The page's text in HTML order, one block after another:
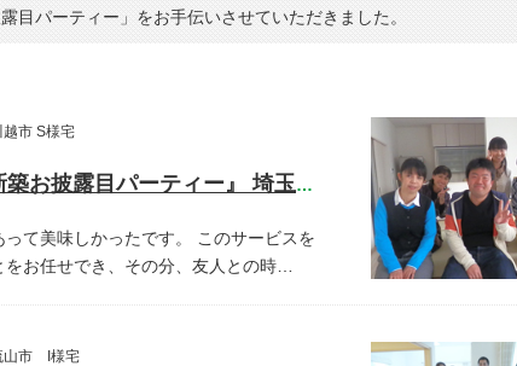
目パーティー」をお手伝いさせていただきました。
市 S様宅
開催しました! 『新築お披露目パーティー』 埼玉県川越市 S様宅
て美味しかったです。
このサービスを
お任せでき、その分、友人との時…
山市 I様宅